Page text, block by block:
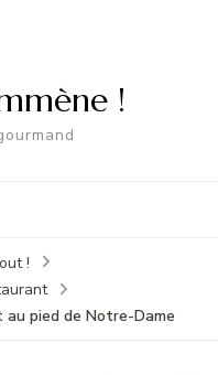
!
!
au pied de Notre-Dame